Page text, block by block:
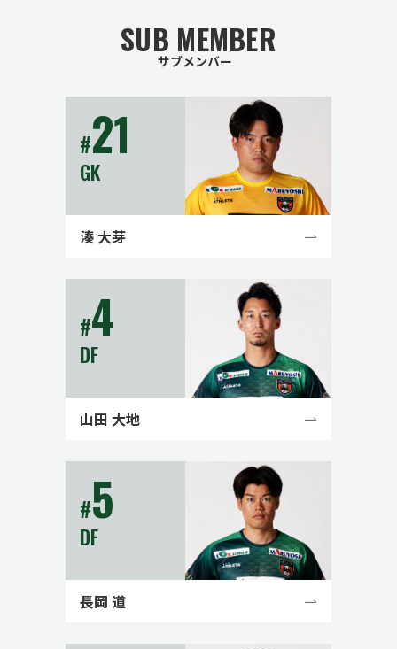
SUB MEMBER
サブメンバー
#21
GK
湊 大芽
#4
DF
山田 大地
#5
DF
長岡 道